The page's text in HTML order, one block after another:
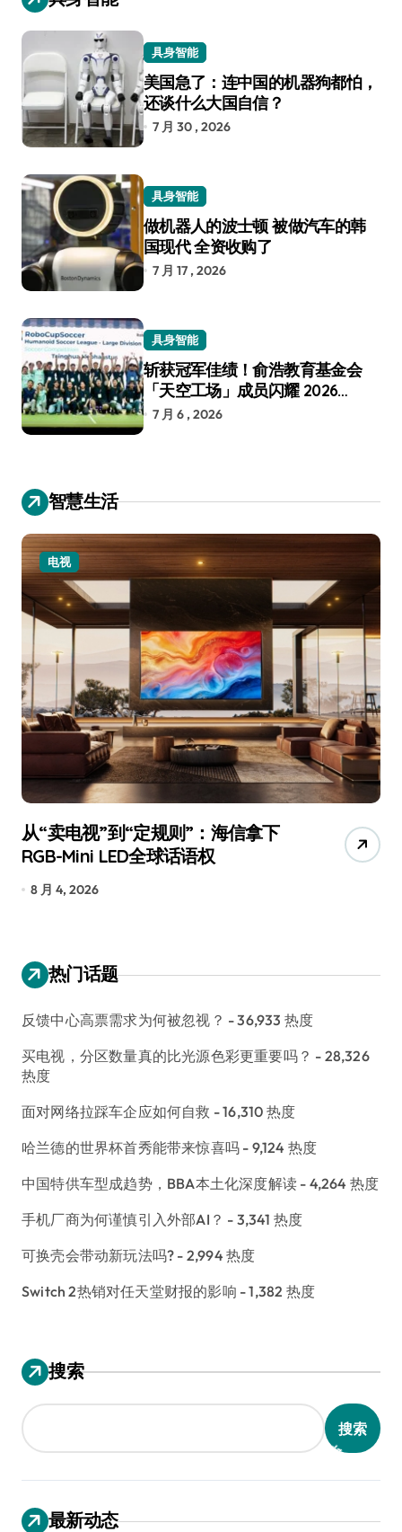
具身智能
美国急了：连中国的机器狗都怕，
还谈什么大国自信？
7 月 30 , 2026
具身智能
做机器人的波士顿 被做汽车的韩
国现代 全资收购了
7 月 17 , 2026
具身智能
斩获冠军佳绩！俞浩教育基金会
「天空工场」成员闪耀 2026
RoboCup 机器人世界杯
7 月 6 , 2026
智慧生活
电视
从“卖电视”到“定规则”：海信拿下
RGB-Mini LED全球话语权
8 月 4, 2026
热门话题
反馈中心高票需求为何被忽视？ - 36,933 热度
买电视，分区数量真的比光源色彩更重要吗？ - 28,326
热度
面对网络拉踩车企应如何自救 - 16,310 热度
哈兰德的世界杯首秀能带来惊喜吗 - 9,124 热度
中国特供车型成趋势，BBA本土化深度解读 - 4,264 热度
手机厂商为何谨慎引入外部AI？ - 3,341 热度
可换壳会带动新玩法吗? - 2,994 热度
Switch 2热销对任天堂财报的影响 - 1,382 热度
搜索
搜索
最新动态